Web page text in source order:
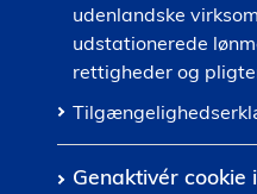
udenlandske
udstationerede
rettigheder og
Genaktivér cookie